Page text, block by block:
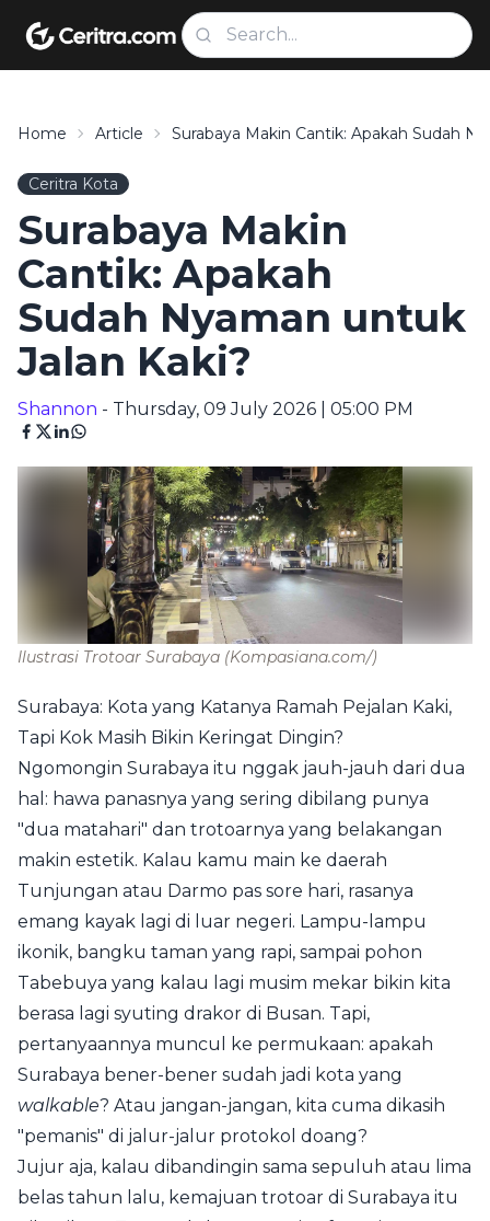
Home Article Surabaya Makin Cantik: Apakah Sudah
Ceritra Kota
Surabaya Makin
Cantik: Apakah
Sudah Nyaman untuk
Jalan Kaki?
Shannon - Thursday, 09 July 2026 | 05:00 PM
Ilustrasi Trotoar Surabaya (Kompasiana.com/)
Surabaya: Kota yang Katanya Ramah Pejalan Kaki,
Tapi Kok Masih Bikin Keringat Dingin?
Ngomongin Surabaya itu nggak jauh-jauh dari dua
hal: hawa panasnya yang sering dibilang punya
"dua matahari" dan trotoarnya yang belakangan
makin estetik. Kalau kamu main ke daerah
Tunjungan atau Darmo pas sore hari, rasanya
emang kayak lagi di luar negeri. Lampu-lampu
ikonik, bangku taman yang rapi, sampai pohon
Tabebuya yang kalau lagi musim mekar bikin kita
berasa lagi syuting drakor di Busan. Tapi,
pertanyaannya muncul ke permukaan: apakah
Surabaya bener-bener sudah jadi kota yang
walkable? Atau jangan-jangan, kita cuma dikasih
"pemanis" di jalur-jalur protokol doang?
Jujur aja, kalau dibandingin sama sepuluh atau lima
belas tahun lalu, kemajuan trotoar di Surabaya itu